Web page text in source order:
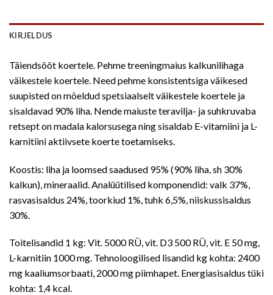
KIRJELDUS
Täiendsööt koertele. Pehme treeningmaius kalkunilihaga
väikestele koertele. Need pehme konsistentsiga väikesed
suupisted on mõeldud spetsiaalselt väikestele koertele ja
sisaldavad 90% liha. Nende maiuste teravilja- ja suhkruvaba
retsept on madala kalorsusega ning sisaldab E-vitamiini ja L-
karnitiini aktiivsete koerte toetamiseks.
Koostis: liha ja loomsed saadused 95% (90% liha, sh 30%
kalkun), mineraalid. Analüütilised komponendid: valk 37%,
rasvasisaldus 24%, toorkiud 1%, tuhk 6,5%, niiskussisaldus
30%.
Toitelisandid 1 kg: Vit. 5000 RÜ, vit. D3 500 RÜ, vit. E 50 mg,
L-karnitiin 1000 mg. Tehnoloogilised lisandid kg kohta: 2400
mg kaaliumsorbaati, 2000 mg piimhapet. Energiasisaldus tüki
kohta: 1,4 kcal.